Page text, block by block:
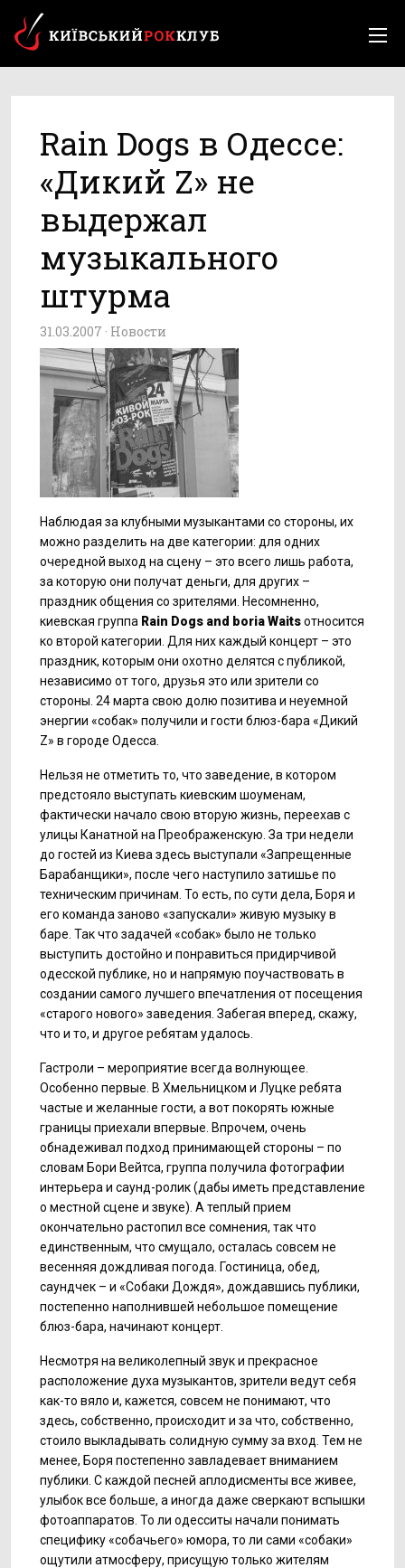
Rain Dogs в Одессе:
«Дикий Z» не
выдержал
музыкального
штурма
31.03.2007 · Новости
Наблюдая за клубными музыкантами со стороны, их
можно разделить на две категории: для одних
очередной выход на сцену – это всего лишь работа,
за которую они получат деньги, для других –
праздник общения со зрителями. Несомненно,
киевская группа Rain Dogs and boriaWaitsотносится
ко второй категории. Для них каждый концерт – это
праздник, которым они охотно делятся с публикой,
независимо от того, друзья это или зрители со
стороны. 24 марта свою долю позитива и неуемной
энергии «собак» получили и гости блюз-бара «Дикий
Z» в городе Одесса.
Нельзя не отметить то, что заведение, в котором
предстояло выступать киевским шоуменам,
фактически начало свою вторую жизнь, переехав с
улицы Канатной на Преображенскую. За три недели
до гостей из Киева здесь выступали «Запрещенные
Барабанщики», после чего наступило затишье по
техническим причинам. То есть, по сути дела, Боря и
его команда заново «запускали» живую музыку в
баре. Так что задачей «собак» было не только
выступить достойно и понравиться придирчивой
одесской публике, но и напрямую поучаствовать в
создании самого лучшего впечатления от посещения
«старого нового» заведения. Забегая вперед, скажу,
что и то, и другое ребятам удалось.
Гастроли – мероприятие всегда волнующее.
Особенно первые. В Хмельницком и Луцке ребята
частые и желанные гости, а вот покорять южные
границы приехали впервые. Впрочем, очень
обнадеживал подход принимающей стороны – по
словам Бори Вейтса, группа получила фотографии
интерьера и саунд-ролик (дабы иметь представление
о местной сцене и звуке). А теплый прием
окончательно растопил все сомнения, так что
единственным, что смущало, осталась совсем не
весенняя дождливая погода. Гостиница, обед,
саундчек – и «Собаки Дождя», дождавшись публики,
постепенно наполнившей небольшое помещение
блюз-бара, начинают концерт.
Несмотря на великолепный звук и прекрасное
расположение духа музыкантов, зрители ведут себя
как-то вяло и, кажется, совсем не понимают, что
здесь, собственно, происходит и за что, собственно,
стоило выкладывать солидную сумму за вход. Тем не
менее, Боря постепенно завладевает вниманием
публики. С каждой песней аплодисменты все живее,
улыбок все больше, а иногда даже сверкают вспышки
фотоаппаратов. То ли одесситы начали понимать
специфику «собачьего» юмора, то ли сами «собаки»
ощутили атмосферу, присущую только жителям